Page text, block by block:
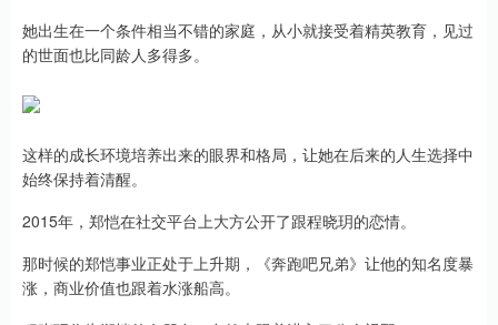
她出生在一个条件相当不错的家庭，从小就接受着精英教育，见过
的世面也比同龄人多得多。
这样的成长环境培养出来的眼界和格局，让她在后来的人生选择中
始终保持着清醒。
2015年，郑恺在社交平台上大方公开了跟程晓玥的恋情。
那时候的郑恺事业正处于上升期，《奔跑吧兄弟》让他的知名度暴
涨，商业价值也跟着水涨船高。